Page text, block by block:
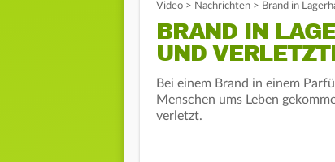
Video > Nachrichten > Brand in
BRAND IN
UND
Bei einem Brand in einem
Menschen ums Leben
verletzt.